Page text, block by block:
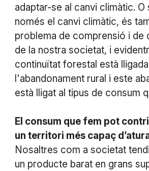
adaptar-se al canvi climàtic. O
només el canvi climàtic, és
problema de comprensió i de
de la nostra societat, i
continuïtat forestal està
l'abandonament rural i este
està lligat al tipus de consum
El consum que fem pot
un territori més capaç
Nosaltres com a societat
un producte barat en grans